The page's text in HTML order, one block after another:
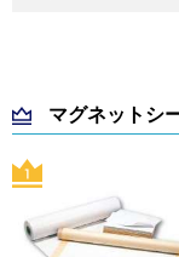
マグネットシ